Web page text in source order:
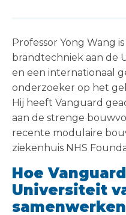
Professor Yong Wang
brandtechniek aan de
en een internationaal
onderzoeker op het
Hij heeft Vanguard
aan de strenge
recente modulaire
ziekenhuis NHS
Hoe
Universiteit
samenwerken